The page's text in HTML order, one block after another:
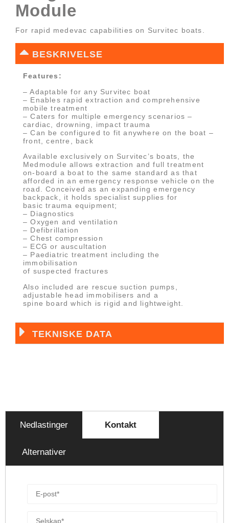
Module
For rapid medevac capabilities on Survitec boats.
BESKRIVELSE
Features:
– Adaptable for any Survitec boat
– Enables rapid extraction and comprehensive
mobile treatment
– Caters for multiple emergency scenarios –
cardiac, drowning, impact trauma
– Can be configured to fit anywhere on the boat –
front, centre, back
Available exclusively on Survitec’s boats, the
Medmodule allows extraction and full treatment
on-board a boat to the same standard as that
afforded in an emergency response vehicle on the
road. Conceived as an expanding emergency
backpack, it holds specialist supplies for
basic trauma equipment;
– Diagnostics
– Oxygen and ventilation
– Defibrillation
– Chest compression
– ECG or auscultation
– Paediatric treatment including the
immobilisation
of suspected fractures
Also included are rescue suction pumps,
adjustable head immobilisers and a
spine board which is rigid and lightweight.
TEKNISKE DATA
Nedlastinger Kontakt
Alternativer